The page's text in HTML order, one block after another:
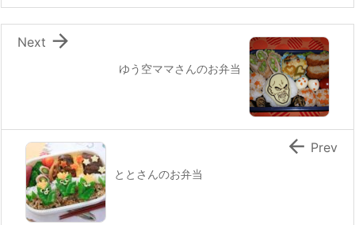
k
ゆう空ママさんのお弁当

Next
ととさんのお弁当
 Prev